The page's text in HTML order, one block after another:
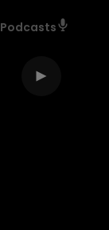
Podcasts